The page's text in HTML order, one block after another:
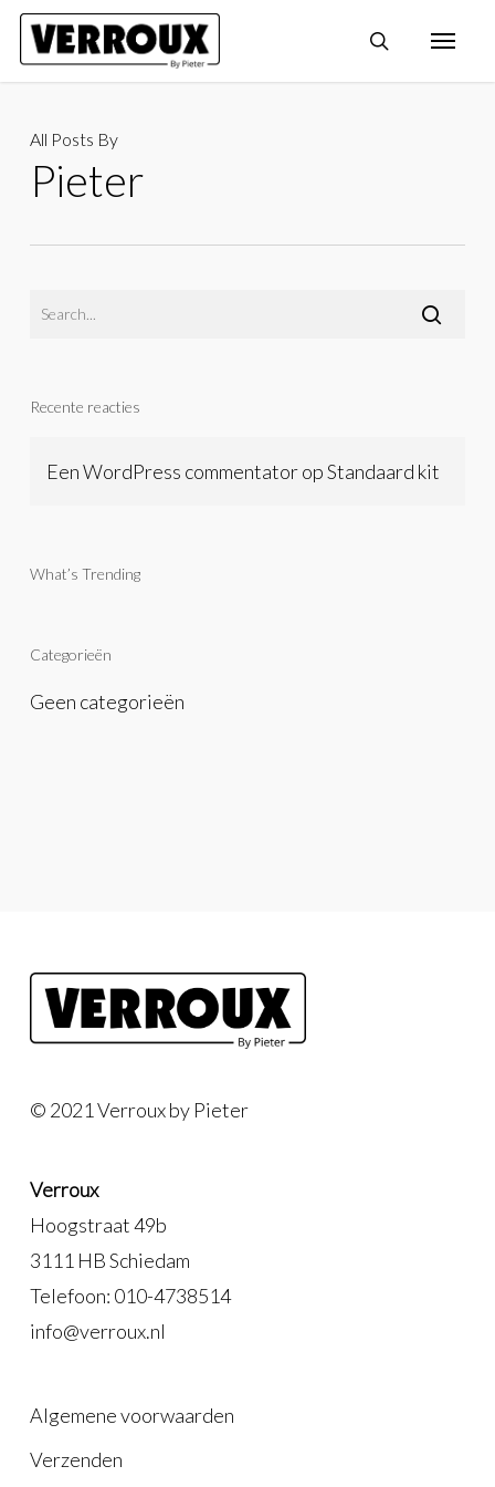
Skip
main
search
Menu
All Posts By
Pieter
Recente reacties
Een WordPress commentatoropStandaard kit
What’s Trending
Categorieën
Geen categorieën
© 2021 Verroux by Pieter
Verroux
Hoogstraat 49b
3111 HB Schiedam
Telefoon: 010-4738514
info@verroux.nl
Algemene voorwaarden
Verzenden